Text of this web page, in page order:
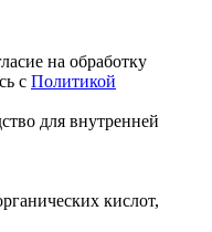
на обработку
с Политикой
для внутренней
кислот,